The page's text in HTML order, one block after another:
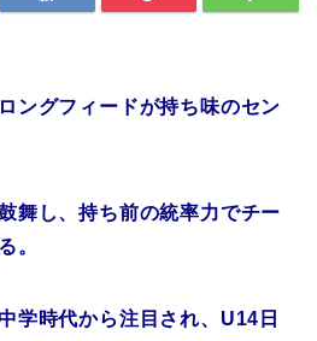
ングフィードが持ち味のセン
舞し、持ち前の統率力でチー
。
学時代から注目され、U14日